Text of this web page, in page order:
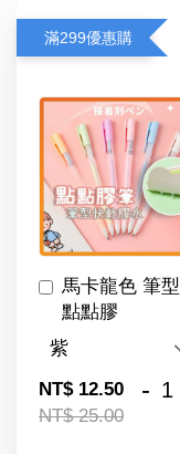
滿299優惠購
馬卡龍色 筆型
點點膠
NT$ 12.50
NT$ 25.00
-